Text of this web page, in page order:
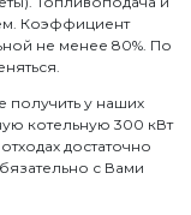
Коэффициент
не менее 80%. По
у наших
котельную 300 кВт
достаточно
с Вами